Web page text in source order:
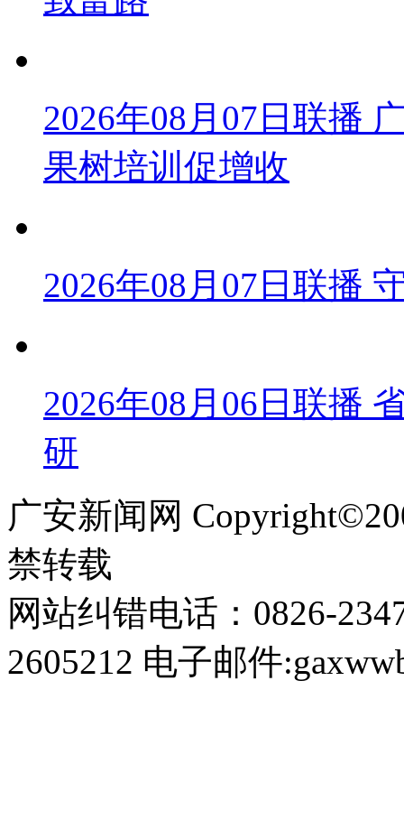
2026年08月07日联播
果树培训促增收
2026年08月07日联播
2026年08月06日联播
研
广安新闻网
禁转载
网站纠错电话：0826-
2605212 电子邮件